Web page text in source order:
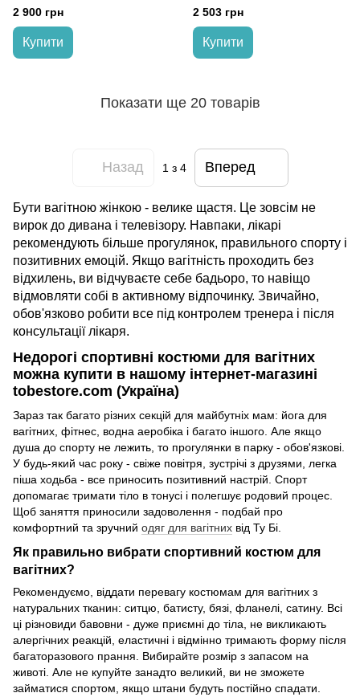
тринитка
2 900 грн
Купити
кольору
2 503 грн
Купити
Показати ще 20 товарів
Назад 1 з 4 Вперед
Бути вагітною жінкою - велике щастя. Це зовсім не
вирок до дивана і телевізору. Навпаки, лікарі
рекомендують більше прогулянок, правильного спорту і
позитивних емоцій. Якщо вагітність проходить без
відхилень, ви відчуваєте себе бадьоро, то навіщо
відмовляти собі в активному відпочинку. Звичайно,
обов'язково робити все під контролем тренера і після
консультації лікаря.
Недорогі спортивні костюми для вагітних
можна купити в нашому інтернет-магазині
tobestore.com (Україна)
Зараз так багато різних секцій для майбутніх мам: йога для
вагітних, фітнес, водна аеробіка і багато іншого. Але якщо
душа до спорту не лежить, то прогулянки в парку - обов'язкові.
У будь-який час року - свіже повітря, зустрічі з друзями, легка
піша ходьба - все приносить позитивний настрій. Спорт
допомагає тримати тіло в тонусі і полегшує родовий процес.
Щоб заняття приносили задоволення - подбай про
комфортний та зручний одяг для вагітних від Ту Бі.
Як правильно вибрати спортивний костюм для
вагітних?
Рекомендуємо, віддати перевагу костюмам для вагітних з
натуральних тканин: ситцю, батисту, бязі, фланелі, сатину. Всі
ці різновиди бавовни - дуже приємні до тіла, не викликають
алергічних реакцій, еластичні і відмінно тримають форму після
багаторазового прання. Вибирайте розмір з запасом на
животі. Але не купуйте занадто великий, ви не зможете
займатися спортом, якщо штани будуть постійно спадати.